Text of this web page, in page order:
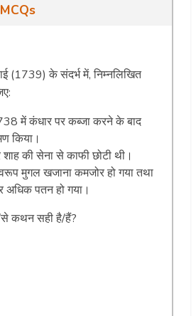
(1739) के संदर्भ में, निम्नलिखित
में कंधार पर कब्जा करने के बाद
किया।
शाह की सेना से काफी छोटी थी।
मुगल खजाना कमजोर हो गया तथा
अधिक पतन हो गया।
से कथन सही है/हैं?